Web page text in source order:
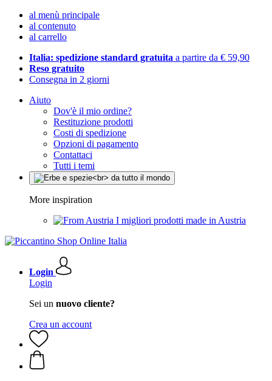
al menù principale
al contenuto
al carrello
Italia: spedizione standard gratuita a partire da € 59,90
Reso gratuito
Consegna in 2 giorni
Aiuto
Dov'è il mio ordine?
Restituzione prodotti
Costi di spedizione
Opzioni di pagamento
Contattaci
Tutti i temi
More inspiration
I migliori prodotti made in Austria
Login
Login
Sei un nuovo cliente?
Crea un account